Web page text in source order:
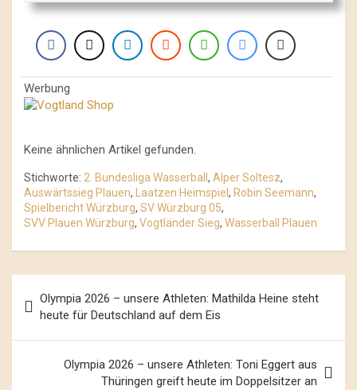
Werbung
Keine ähnlichen Artikel gefunden.
Stichworte: 2. Bundesliga Wasserball , Alper Soltesz,
Auswärtssieg Plauen, Laatzen Heimspiel , Robin Seemann,
Spielbericht Würzburg, SV Würzburg 05,
SVV Plauen Würzburg, Vogtländer Sieg, Wasserball Plauen
Navigation
Olympia 2026 – unsere Athleten: Mathilda Heine steht
heute für Deutschland auf dem Eis
Olympia 2026 – unsere Athleten: Toni Eggert aus
Thüringen greift heute im Doppelsitzer an